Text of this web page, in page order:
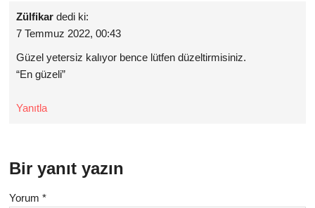
Zülfikar dedi ki:
7 Temmuz 2022, 00:43
Güzel yetersiz kalıyor bence lütfen düzeltirmisiniz.
“En güzeli”
Yanıtla
Bir yanıt yazın
Yorum*